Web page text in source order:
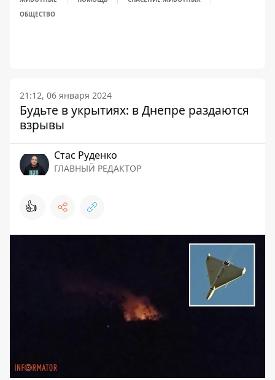
ОБЩЕСТВО
21:12, 06 января 2024
Будьте в укрытиях: в Днепре раздаются
взрывы
Стаc Руденко
ГЛАВНЫЙ РЕДАКТОР
👍